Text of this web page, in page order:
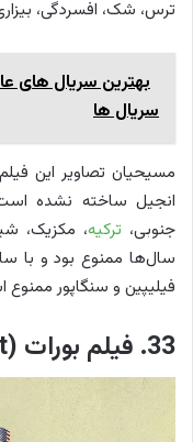
ترس، شک، افسردگی،
سریال ها
مسیحیان تصاویر این
انجیل ساخته نشده
جنوبی، ترکیه، مکزیک،
سال‌ها ممنوع بود و با
فیلیپین و سنگاپور
33. فیلم بورات (Borat)